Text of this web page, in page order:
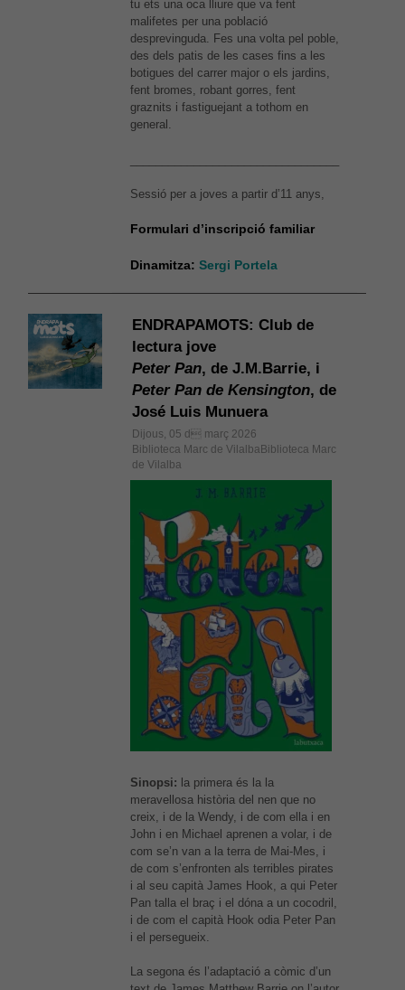
tu ets una oca lliure que va fent
malifetes per una població
desprevinguda. Fes una volta pel poble,
des dels patis de les cases fins a les
botigues del carrer major o els jardins,
fent bromes, robant gorres, fent
graznits i fastiguejant a tothom en
general.
Sessió per a joves a partir d’11 anys,
Formulari d’inscripció familiar
Dinamitza: Sergi Portela
ENDRAPAMOTS: Club de
lectura jove
Peter Pan, de J.M.Barrie, i
Peter Pan de Kensington, de
José Luis Munuera
Dijous, 05 d març 2026
Biblioteca Marc de VilalbaBiblioteca Marc
de Vilalba
Sinopsi: la primera és la la
meravellosa història del nen que no
creix, i de la Wendy, i de com ella i en
John i en Michael aprenen a volar, i de
com se’n van a la terra de Mai-Mes, i
de com s’enfronten als terribles pirates
i al seu capità James Hook, a qui Peter
Pan talla el braç i el dóna a un cocodril,
i de com el capità Hook odia Peter Pan
i el persegueix.
La segona és l’adaptació a còmic d’un